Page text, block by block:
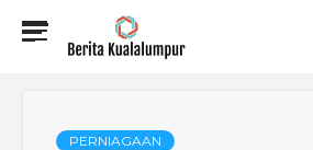
BERITA
KUALALUMPUR
PERNIAGAAN